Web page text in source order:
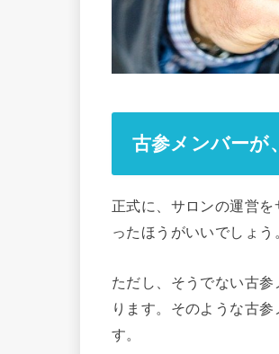
古参メンバーが
正式に、サロンの運営
ったほうがいいでしょう
ただし、そうでない古参
ります。そのような古参
す。